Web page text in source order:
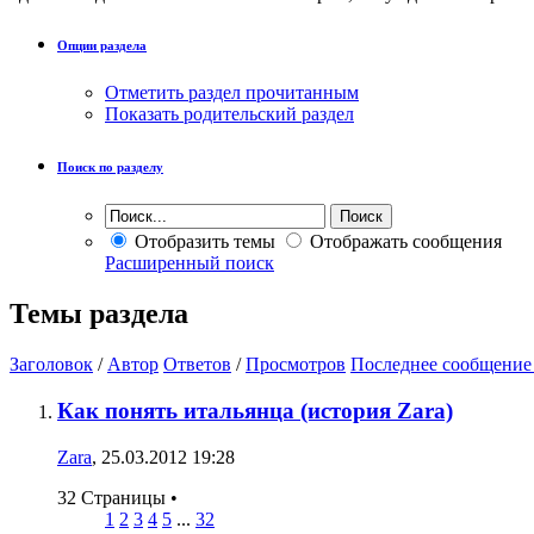
Опции раздела
Отметить раздел прочитанным
Показать родительский раздел
Поиск по разделу
Отобразить темы
Отображать сообщения
Расширенный поиск
Темы раздела
Заголовок / Автор Ответов /Просмотров Последнее сообщение
Как понять итальянца (история Zara)
Zara, 25.03.2012 19:28
32 Страницы •
1 2 3 4 5 ... 32